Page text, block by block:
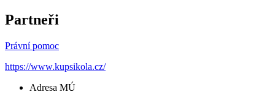
Partneři
Právní pomoc
https://www.kupsikola.cz/
Adresa MÚ